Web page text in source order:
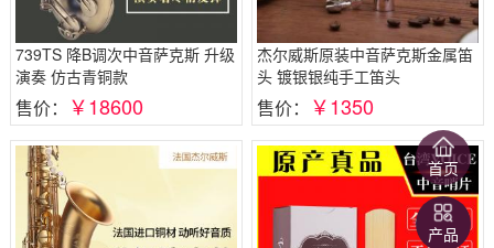
739TS 降B调次中音萨克斯 升级
演奏 仿古青铜款
售价： ￥18600
杰尔威斯原装中音萨克斯金属笛
头 镀银银纯手工笛头
售价： ￥1350
首页
产品